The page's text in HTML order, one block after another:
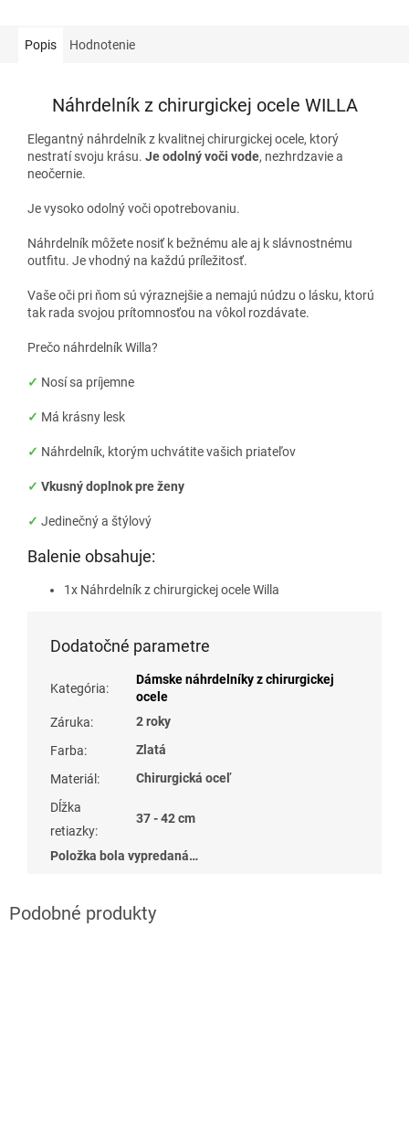
Popis Hodnotenie
Náhrdelník z chirurgickej ocele WILLA
Elegantný náhrdelník z kvalitnej chirurgickej ocele, ktorý
nestratí svoju krásu. Je odolný voči vode, nezhrdzavie a
neočernie.
Je vysoko odolný voči opotrebovaniu.
Náhrdelník môžete nosiť k bežnému ale aj k slávnostnému
outfitu. Je vhodný na každú príležitosť.
Vaše oči pri ňom sú výraznejšie a nemajú núdzu o lásku, ktorú
tak rada svojou prítomnosťou na vôkol rozdávate.
Prečo náhrdelník Willa?
✓ Nosí sa príjemne
✓ Má krásny lesk
✓ Náhrdelník, ktorým uchvátite vašich priateľov
✓ Vkusný doplnok pre ženy
✓ Jedinečný a štýlový
Balenie obsahuje:
1x Náhrdelník z chirurgickej ocele Willa
Dodatočné parametre
Kategória:
Dámske náhrdelníky z chirurgickej
ocele
Záruka:
2 roky
Farba:
Zlatá
Materiál :
Chirurgická oceľ
Dĺžka
retiazky:
37 - 42 cm
Položka bola vypredaná…